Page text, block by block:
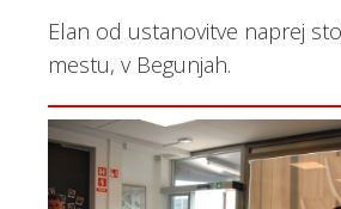
Elan od ustanovitve naprej
mestu, v Begunjah.